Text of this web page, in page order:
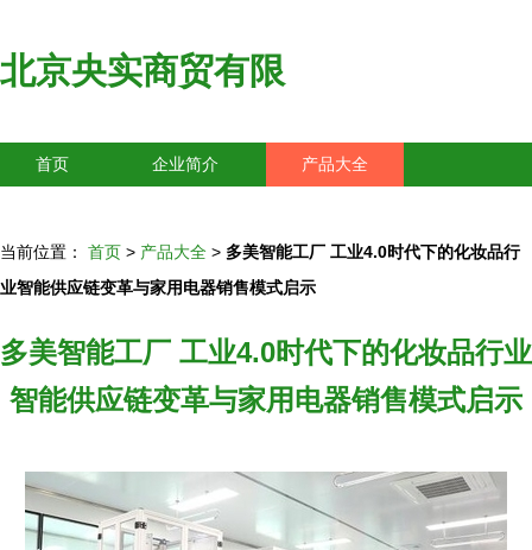
北京央实商贸有限
首页 企业简介 产品大全
当前位置： 首页 > 产品大全 > 多美智能工厂 工业4.0时代下的化妆品行
业智能供应链变革与家用电器销售模式启示
多美智能工厂 工业4.0时代下的化妆品行业
智能供应链变革与家用电器销售模式启示